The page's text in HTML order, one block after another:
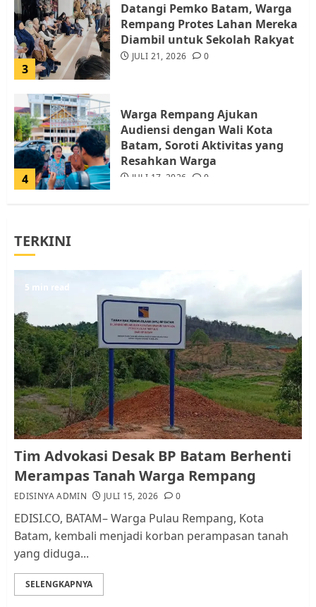
3
Datangi Pemko Batam, Warga
Rempang Protes Lahan Mereka
Diambil untuk Sekolah Rakyat
JULI 21, 2026 0
4
Warga Rempang Ajukan
Audiensi dengan Wali Kota
Batam, Soroti Aktivitas yang
Resahkan Warga
JULI 17, 2026 0
5
1
Pemko Batam Tegaskan RT dan
RW bukan Petugas Pendataan
dan Pemungutan Pajak
AGUSTUS 1, 2026 0
Kader Pajak jadi Penghubung
Pemerintah dan Masyarakat di
Lingkungan RT/RW
AGUSTUS 1, 2026
TERKINI
5 min read
Tim Advokasi Desak BP Batam Berhenti
Merampas Tanah Warga Rempang
EDISINYA ADMIN JULI 15, 2026 0
EDISI.CO, BATAM– Warga Pulau Rempang, Kota
Batam, kembali menjadi korban perampasan tanah
yang diduga...
SELENGKAPNYA